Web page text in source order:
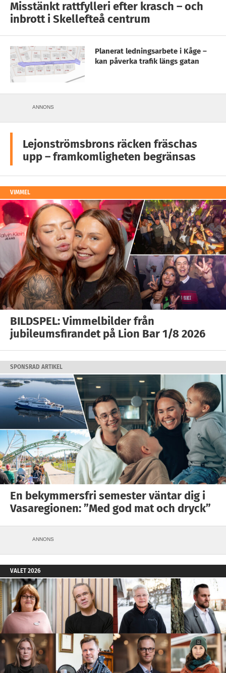
Misstänkt rattfylleri efter krasch – och
inbrott i Skellefteå centrum
Planerat ledningsarbete i Kåge –
kan påverka trafik längs gatan
ANNONS
Lejonströmsbrons räcken fräschas
upp – framkomligheten begränsas
VIMMEL
BILDSPEL: Vimmelbilder från
jubileumsfirandet på Lion Bar 1/8 2026
SPONSRAD ARTIKEL
En bekymmersfri semester väntar dig i
Vasaregionen: ”Med god mat och dryck”
ANNONS
VALET 2026